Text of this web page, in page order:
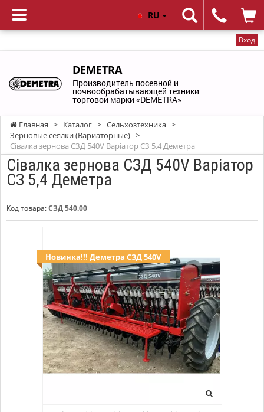
Вход
RU
DEMETRA
Производитель посевной и
почвообрабатывающей техники
торговой марки «DEMETRA»
Главная > Каталог > Сельхозтехника >
Зерновые сеялки (Вариаторные) >
Сівалка зернова СЗД 540V Варіатор СЗ 5,4 Деметра
Сівалка зернова СЗД 540V Варіатор
СЗ 5,4 Деметра
Код товара:СЗД 540.00
Новинка!!! Деметра СЗД 540V